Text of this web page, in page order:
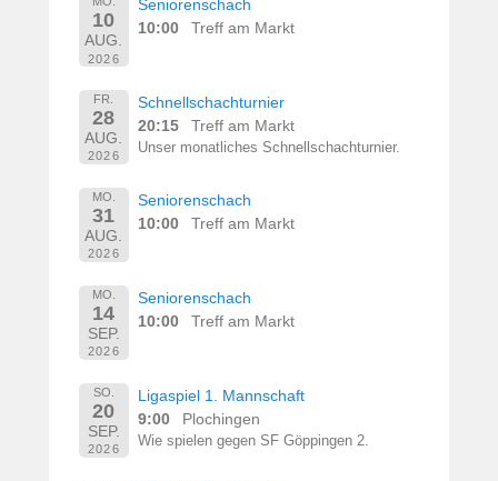
10
AUG.
2026
Seniorenschach
10:00
Treff am Markt
FR.
28
AUG.
2026
Schnellschachturnier
20:15
Treff am Markt
Unser monatliches Schnellschachturnier.
MO.
31
AUG.
2026
Seniorenschach
10:00
Treff am Markt
MO.
14
SEP.
2026
Seniorenschach
10:00
Treff am Markt
SO.
20
SEP.
2026
Ligaspiel 1. Mannschaft
9:00
Plochingen
Wie spielen gegen SF Göppingen 2.